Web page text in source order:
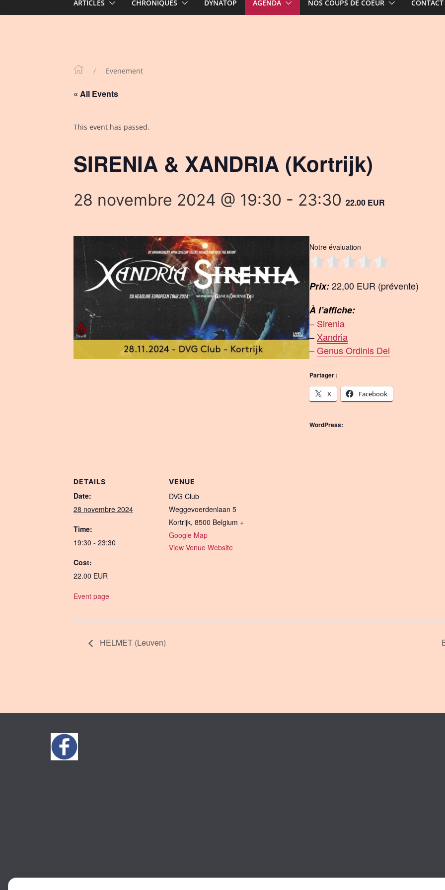
ARTICLES CHRONIQUES DYNATOP AGENDA NOS COUPS DE COEUR CONTACT
Evenement
« All Events
This event has passed.
SIRENIA & XANDRIA (Kortrijk)
28 novembre 2024 @ 19:30 - 23:30 22.00 EUR
Notre évaluation
Prix:22,00 EUR (prévente)
À l’affiche:
– Sirenia
– Xandria
–Genus Ordinis Dei
Partager :
X Facebook
WordPress:
DETAILS
Date:
28 novembre 2024
Time:
19:30 - 23:30
Cost:
22.00 EUR
Event page
VENUE
DVG Club
Weggevoerdenlaan 5
Kortrijk, 8500 Belgium +
Google Map
View Venue Website
HELMET (Leuven)